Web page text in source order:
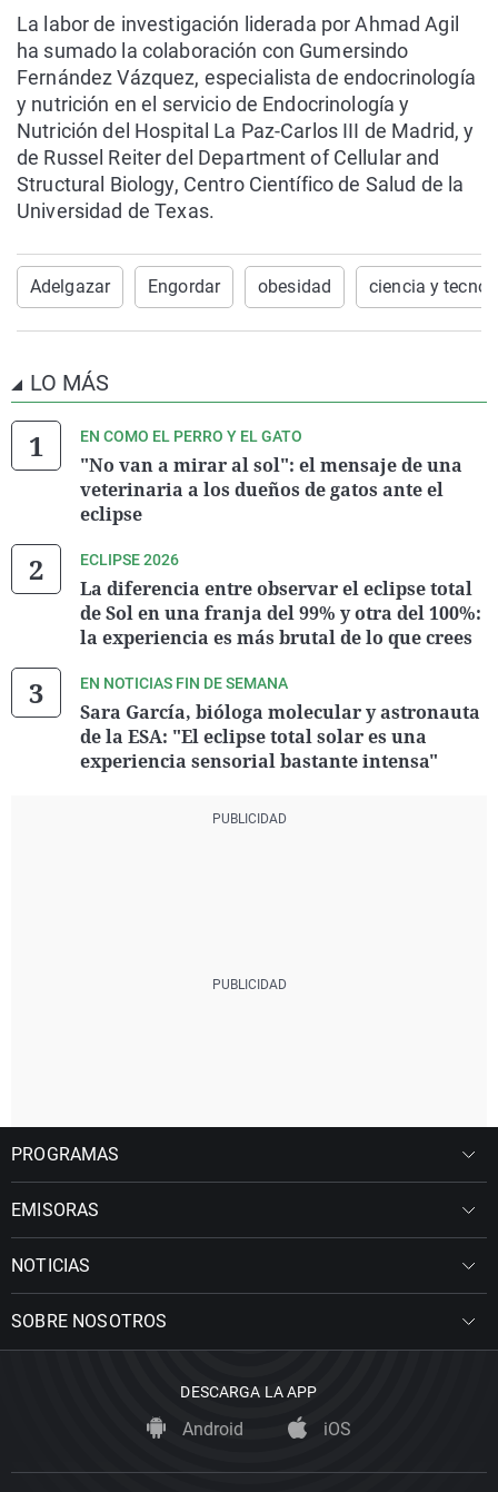
La labor de investigación liderada por Ahmad Agil
ha sumado la colaboración con Gumersindo
Fernández Vázquez, especialista de endocrinología
y nutrición en el servicio de Endocrinología y
Nutrición del Hospital La Paz-Carlos III de Madrid, y
de Russel Reiter del Department of Cellular and
Structural Biology, Centro Científico de Salud de la
Universidad de Texas.
Adelgazar Engordar obesidad ciencia y
LO MÁS
EN COMO EL PERRO Y EL GATO
"No van a mirar al sol": el mensaje de una
veterinaria a los dueños de gatos ante el
eclipse
ECLIPSE 2026
La diferencia entre observar el eclipse total
de Sol en una franja del 99% y otra del 100%:
la experiencia es más brutal de lo que crees
EN NOTICIAS FIN DE SEMANA
Sara García, bióloga molecular y astronauta
de la ESA: "El eclipse total solar es una
experiencia sensorial bastante intensa"
PROGRAMAS
EMISORAS
NOTICIAS
SOBRE NOSOTROS
DESCARGA LA APP
Android iOS